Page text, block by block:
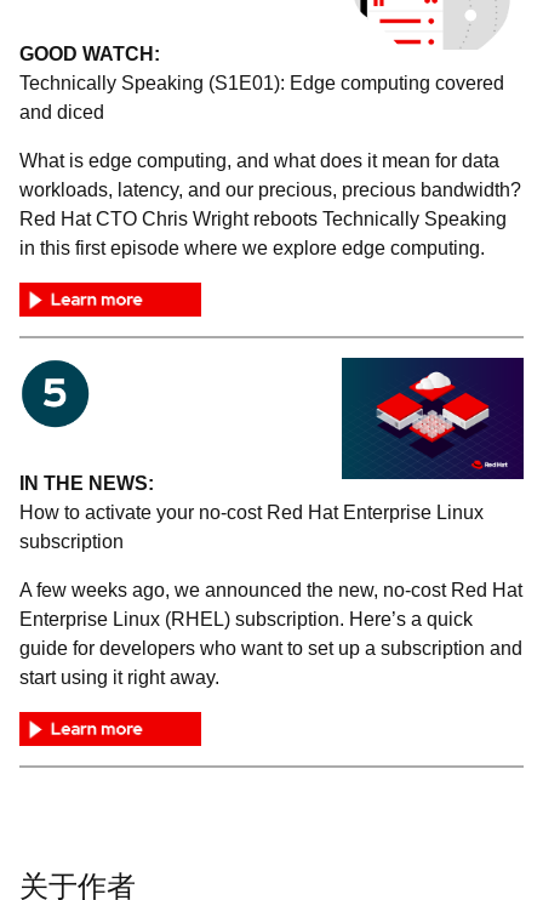
GOOD WATCH:
Technically Speaking (S1E01): Edge computing covered
and diced
What is edge computing, and what does it mean for data
workloads, latency, and our precious, precious bandwidth?
Red Hat CTO Chris Wright reboots Technically Speaking
in this first episode where we explore edge computing.
IN THE NEWS:
How to activate your no-cost Red Hat Enterprise Linux
subscription
A few weeks ago, we announced the new, no-cost Red Hat
Enterprise Linux (RHEL) subscription. Here’s a quick
guide for developers who want to set up a subscription and
start using it right away.
关于作者